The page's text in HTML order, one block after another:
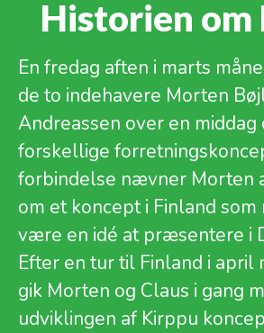
Historien
En fredag aften i marts
de to indehavere Morten
Andreassen over en
forskellige
forbindelse nævner Morten
om et koncept i Finland som
være en idé at præsentere i
Efter en tur til Finland i april
gik Morten og Claus i gang
udviklingen af Kirppu